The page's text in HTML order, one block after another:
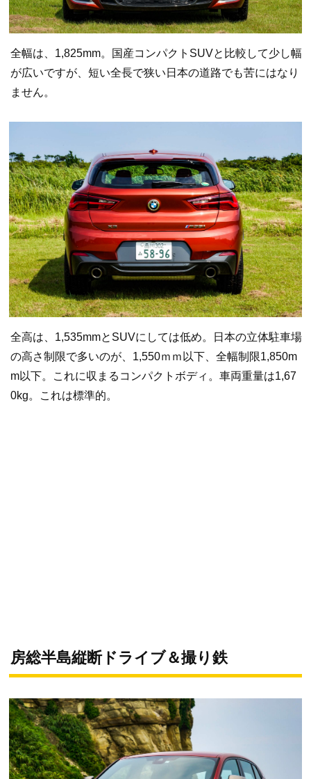
全幅は、1,825mm。国産コンパクトSUVと比較して少し幅
が広いですが、短い全長で狭い日本の道路でも苦にはなり
ません。
全高は、1,535mmとSUVにしては低め。日本の立体駐車場
の高さ制限で多いのが、1,550ｍｍ以下、全幅制限1,850m
m以下。これに収まるコンパクトボディ。車両重量は1,67
0kg。これは標準的。
房総半島縦断ドライブ＆撮り鉄